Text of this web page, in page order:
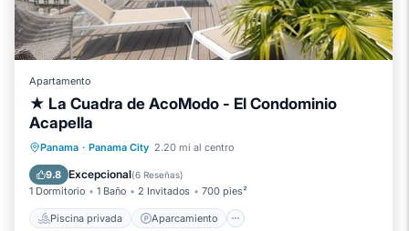
Apartamento
★ La Cuadra de AcoModo - El Condominio
Acapella
Panama · Panama City 2.20 mi al centro
9.8 Excepcional(6 Reseñas)
1 Dormitorio 1 Baño 2 Invitados 700 pies²
Piscina privada Aparcamiento
Piscina privada
Aparcamiento
Piscina
Balcón/Terraza